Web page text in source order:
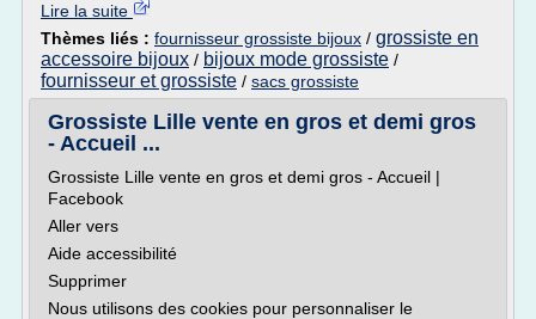
Lire la suite
Thèmes liés : fournisseur grossiste bijoux / grossiste en
accessoire bijoux / bijoux mode grossiste /
fournisseur et grossiste / sacs grossiste
Grossiste Lille vente en gros et demi gros
- Accueil ...
Grossiste Lille vente en gros et demi gros - Accueil |
Facebook
Aller vers
Aide accessibilité
Supprimer
Nous utilisons des cookies pour personnaliser le